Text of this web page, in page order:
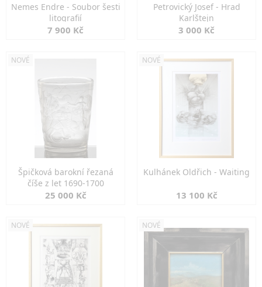
Nemes Endre - Soubor šesti
litografií
7 900 Kč
Petrovický Josef - Hrad
Karlštejn
3 000 Kč
NOVÉ
Špičková barokní řezaná
číše z let 1690-1700
25 000 Kč
NOVÉ
Kulhánek Oldřich - Waiting
13 100 Kč
NOVÉ NOVÉ